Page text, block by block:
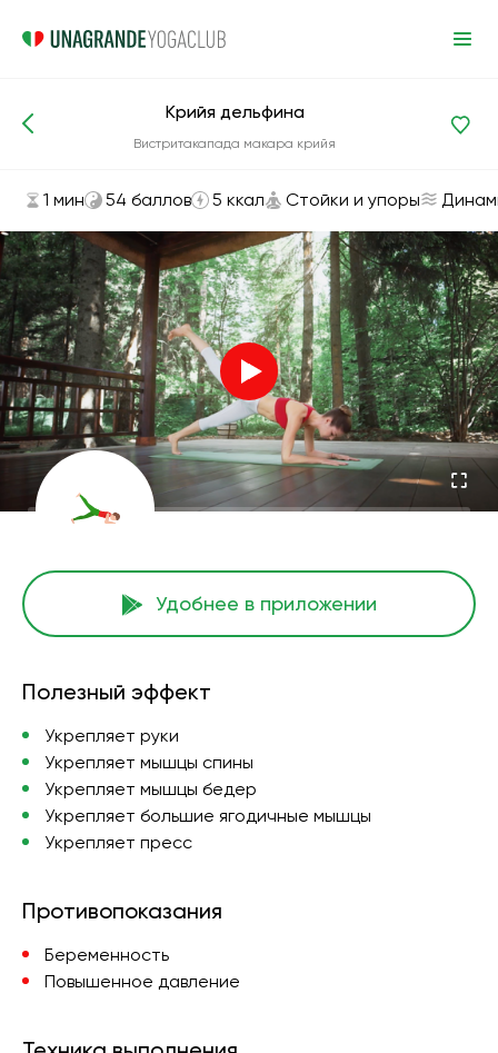
Асаны и упражнения Стойки и упоры
Крийя дельфина
Вистритакапада макара крийя
1 мин 54 баллов 5 ккал Стойки и упоры
Удобнее в приложении
Полезный эффект
Укрепляет руки
Укрепляет мышцы спины
Укрепляет мышцы бедер
Укрепляет большие ягодичные мышцы
Укрепляет пресс
Противопоказания
Беременность
Повышенное давление